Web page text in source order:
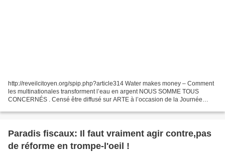
http://reveilcitoyen.org/spip.php?article314 Water makes money – Comment
les multinationales transforment l’eau en argent NOUS SOMME TOUS
CONCERNÉS . Censé être diffusé sur ARTE à l’occasion de la Journée
Paradis fiscaux: Il faut vraiment agir contre,pas
de réforme en trompe-l'oeil !